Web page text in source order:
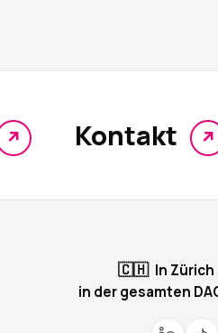
↗ Kontakt ↗
🇨🇭 In Zürich
in der gesamten